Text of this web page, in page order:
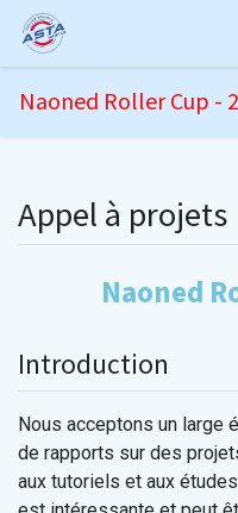
Naoned Roller Cup -
Appel à projets
Naoned
Introduction
Nous acceptons un large
de rapports sur des
aux tutoriels et aux